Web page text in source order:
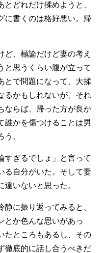
とどれだけ揉めようと、
に書くのは格好悪い。帰
ど、極論だけど妻の考え
と思うくらい腹が立って
とで問題になって、大揉
るかもしれないが、それ
ならば、帰った方が良か
誰かを傷つけることは男
。
すぎるでしょ」と言って
る自分がいた。そして妻
いないと思った。
に振り返ってみると、
とか色んな思いがあっ
たところもあるし、その
徹底的に話し合うべきだ